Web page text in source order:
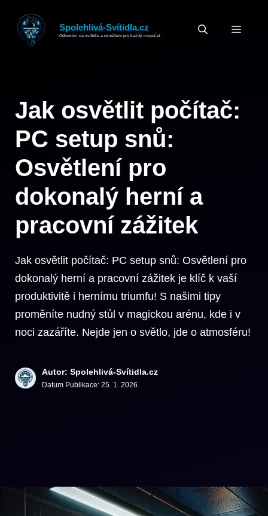
obsah
Spolehlivá-Svítidla.cz
Odborníci na svítidla a osvětlení pro každý rozpočet
Jak osvětlit počítač:
PC setup snů:
Osvětlení pro
dokonalý herní a
pracovní zážitek
Jak osvětlit počítač: PC setup snů: Osvětlení pro
dokonalý herní a pracovní zážitek je klíč k vaší
produktivitě i hernímu triumfu! S našimi tipy
proměníte nudný stůl v magickou arénu, kde i v
noci zazáříte. Nejde jen o světlo, jde o atmosféru!
Autor: Spolehlivá-Svítidla.cz
Datum Publikace: 25. 1. 2026